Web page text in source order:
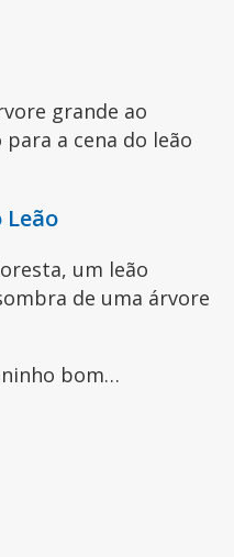
grande ao
a cena do leão
Leão
um leão
de uma árvore
bom…